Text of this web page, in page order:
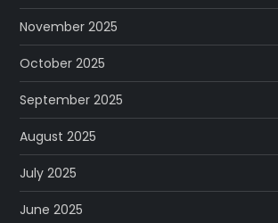
November 2025
October 2025
September 2025
August 2025
July 2025
June 2025